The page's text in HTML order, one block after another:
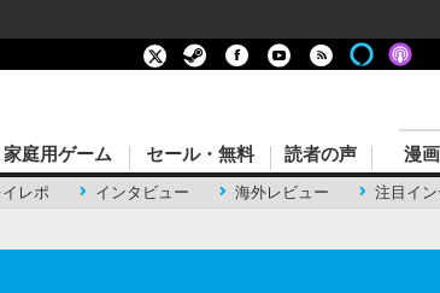
レポ インタビュー 海外レビュー 注目イ
家庭用ゲーム セール・無料 読者の声 漫画